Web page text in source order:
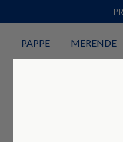
PAPPE MERENDE